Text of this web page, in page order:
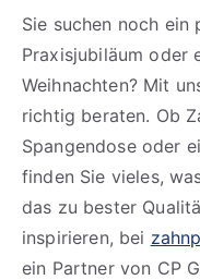
Sie suchen noch ein
Praxisjubiläum oder
Weihnachten? Mit
richtig beraten. Ob
Spangendose oder
finden Sie vieles,
das zu bester
inspirieren, bei
ein Partner von CP